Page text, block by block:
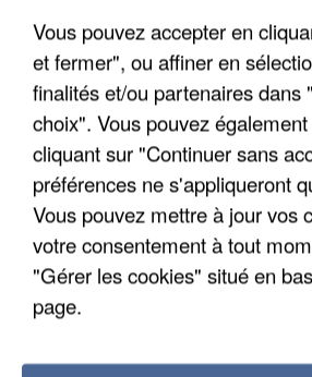
Vous pouvez accepter en
et fermer", ou affiner en
finalités et/ou partenaires dans
choix". Vous pouvez
cliquant sur "Continuer sans
préférences ne s'appliqueront
Vous pouvez mettre à jour vos
votre consentement à tout
"Gérer les cookies" situé en
page.